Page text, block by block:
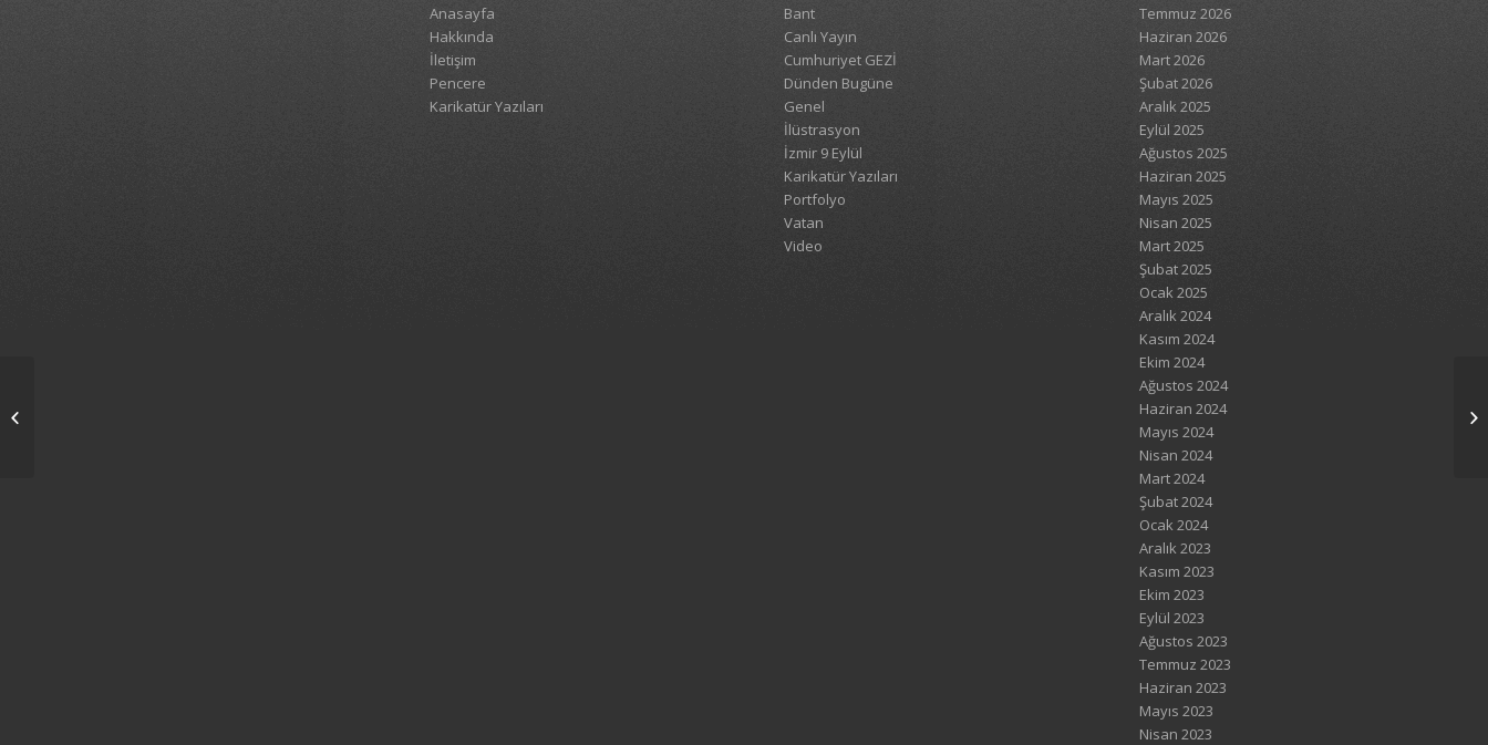
Anasayfa
Hakkında
İletişim
Pencere
Karikatür Yazıları
Bant
Canlı Yayın
Cumhuriyet GEZİ
Dünden Bugüne
Genel
İlüstrasyon
İzmir 9 Eylül
Karikatür Yazıları
Portfolyo
Vatan
Video
Temmuz 2026
Haziran 2026
Mart 2026
Şubat 2026
Aralık 2025
Eylül 2025
Ağustos 2025
Haziran 2025
Mayıs 2025
Nisan 2025
Mart 2025
Şubat 2025
Ocak 2025
Aralık 2024
Kasım 2024
Ekim 2024
Ağustos 2024
Haziran 2024
Mayıs 2024
Nisan 2024
Mart 2024
Şubat 2024
Ocak 2024
Aralık 2023
Kasım 2023
Ekim 2023
Eylül 2023
Ağustos 2023
Temmuz 2023
Haziran 2023
Mayıs 2023
Nisan 2023